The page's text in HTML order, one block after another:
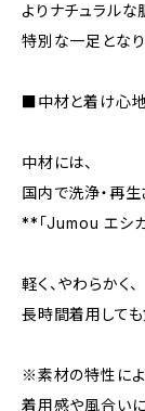
よりナチュラル
特別な一足となり
■中材と着け心地
中材には、
国内で洗浄・再生
**「Jumou エシ
軽く、やわらかく、
長時間着用しても
※素材の特性によ
着用感や風合い